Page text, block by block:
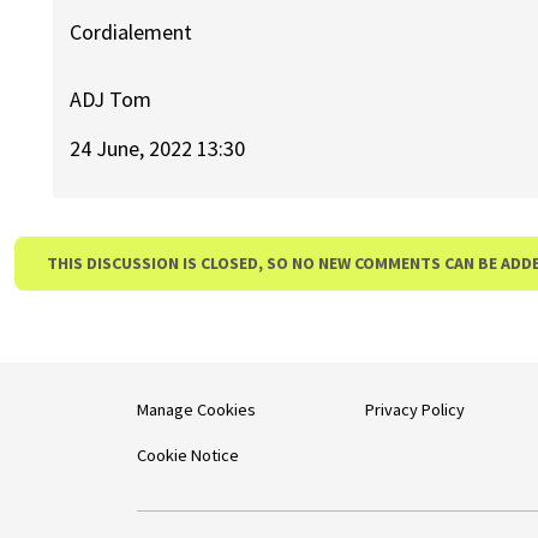
Cordialement
ADJ Tom
24 June, 2022 13:30
THIS DISCUSSION IS CLOSED, SO NO NEW COMMENTS CAN BE
Manage Cookies
Cookie Notice
Privacy Policy